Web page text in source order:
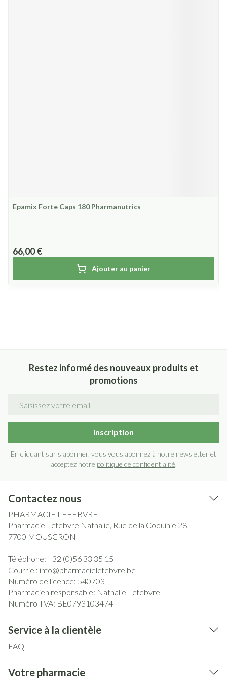
Epamix Forte Caps 180 Pharmanutrics
66,00 €
Ajouter au panier
Restez informé des nouveaux produits et
promotions
Inscription
En cliquant sur s'abonner, vous vous abonnez à notre newsletter et
acceptez notre politique de confidentialité.
Contactez nous
PHARMACIE LEFEBVRE
Pharmacie Lefebvre Nathalie, Rue de la Coquinie 28
7700 MOUSCRON
Téléphone: +32 (0)56 33 35 15
Courriel: info@pharmacielefebvre.be
Numéro de licence: 540703
Pharmacien responsable: Nathalie Lefebvre
Numéro TVA: BE0793103474
Service à la clientèle
FAQ
Votre pharmacie